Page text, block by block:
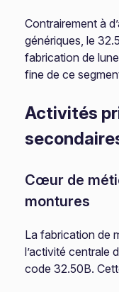
Contrairement à
génériques, le
fabrication de
fine de ce
Activités
Cœur de
montures
La fabrication de
l’activité centrale
code 32.50B.